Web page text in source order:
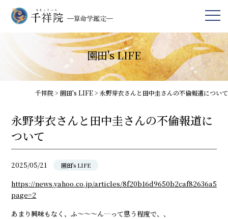
園田's LIFE
千祥院> 園田's LIFE> 永野芽衣さんと田中圭さんの不倫報道について
永野芽衣さんと田中圭さんの不倫報道に
ついて
2025/05/21 園田's LIFE
https://news.yahoo.co.jp/articles/
page=2
あまり興味もなく、ふ～～～ん…って思う程度で、、